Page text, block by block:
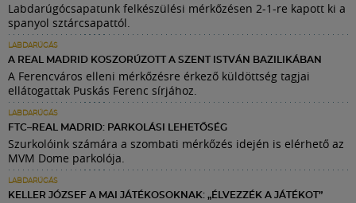
Labdarúgócsapatunk felkészülési mérkőzésen 2-1-re kapott ki a
spanyol sztárcsapattól.
LABDARÚGÁS
A REAL MADRID KOSZORÚZOTT A SZENT ISTVÁN BAZILIKÁBAN
A Ferencváros elleni mérkőzésre érkező küldöttség tagjai
ellátogattak Puskás Ferenc sírjához.
LABDARÚGÁS
FTC–REAL MADRID: PARKOLÁSI LEHETŐSÉG
Szurkolóink számára a szombati mérkőzés idején is elérhető az
MVM Dome parkolója.
LABDARÚGÁS
KELLER JÓZSEF A MAI JÁTÉKOSOKNAK: „ÉLVEZZÉK A JÁTÉKOT”